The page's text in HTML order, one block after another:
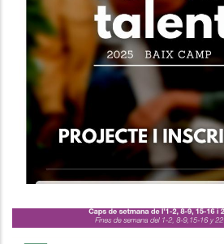
El Programa "Joves
Engega Una Nova
Joventut